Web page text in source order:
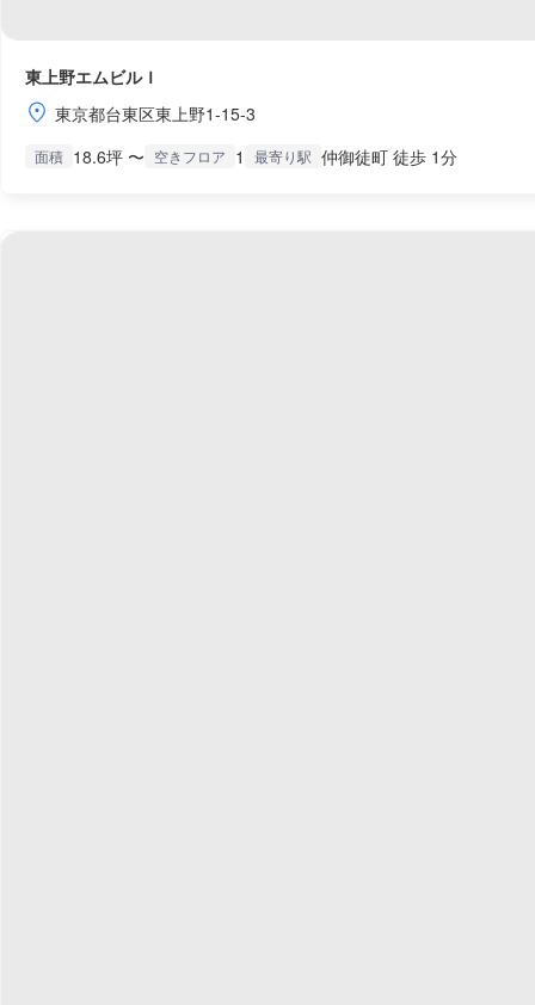
東上野エムビルＩ
東京都台東区東上野1-15-3
面積 18.6坪 〜 空きフロア 1 最寄り駅 仲御徒町 徒歩 1分